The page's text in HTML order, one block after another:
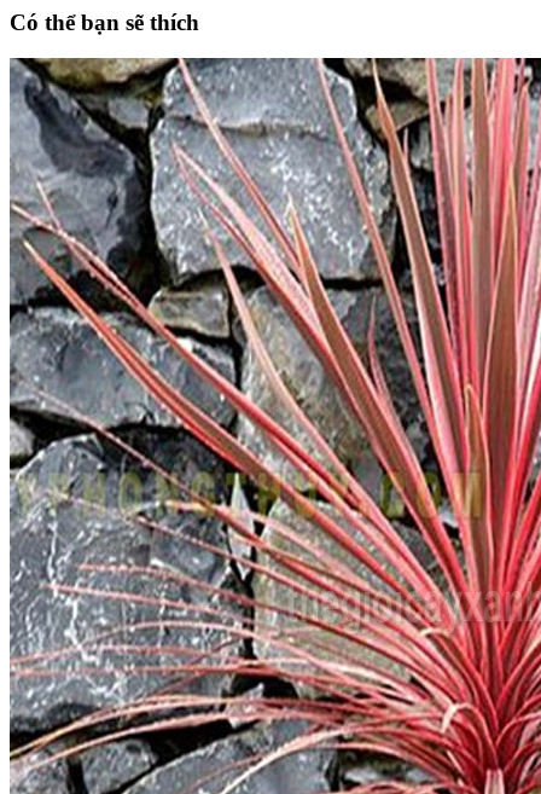
Có thể bạn sẽ thích